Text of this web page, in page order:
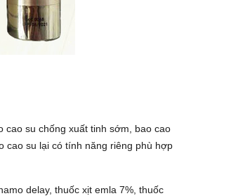
cao su chống xuất tinh sớm, bao cao
cao su lại có tính năng riêng phù hợp
delay, thuốc xịt emla 7%, thuốc